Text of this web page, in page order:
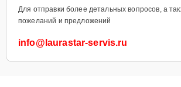
Для отправки более детальных вопросов, а
пожеланий и предложений
info@laurastar-servis.ru